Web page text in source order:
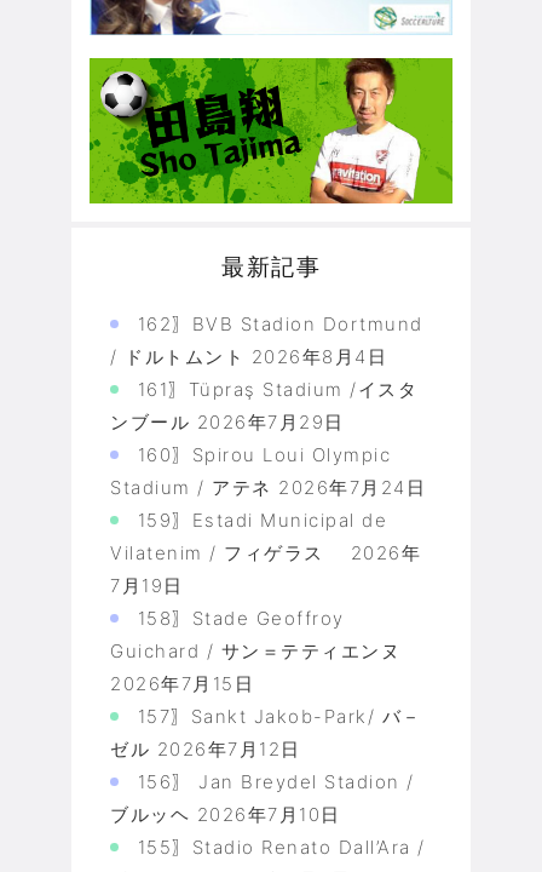
最新記事
162〗BVB Stadion Dortmund
/ ドルトムント 2026年8月4日
161〗Tüpraş Stadium /イスタ
ンブール 2026年7月29日
160〗Spirou Loui Olympic
Stadium / アテネ 2026年7月24日
159〗Estadi Municipal de
Vilatenim / フィゲラス
2026年
7月19日
158〗Stade Geoffroy
Guichard / サン＝テティエンヌ
2026年7月15日
157〗Sankt Jakob-Park/ バ－
ゼル 2026年7月12日
156〗 Jan Breydel Stadion /
ブルッヘ 2026年7月10日
155〗Stadio Renato Dall’Ara /